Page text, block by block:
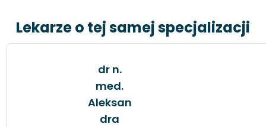
Lekarze o tej samej specjalizacji
dr n.
med.
Aleksan
dra